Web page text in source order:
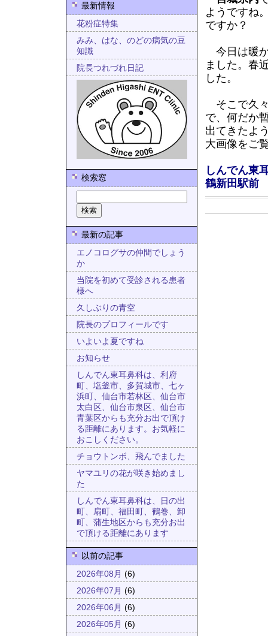
最新情報
花粉症特集
みみ、はな、のどの病気の豆
知識
院長つれづれ日記
検索窓
最新の記事
エノコログサの仲間でしょう
か
当院を初めて受診される患者
様へ
久しぶりの青空
院長のプロフィールです
いよいよ夏ですね
お知らせ
しんでん東耳鼻科は、利府
町、塩釜市、多賀城市、七ヶ
浜町、仙台市若林区、仙台市
太白区、仙台市泉区、仙台市
青葉区からも充分お出で頂け
る距離にあります。お気軽に
おこしください。
チョウトンボ、飛んでました
ヤマユリの花が咲き始めまし
た
しんでん東耳鼻科は、日の出
町、扇町、福田町、鶴巻、卸
町、蒲生地区からも充分お出
で頂ける距離にあります
以前の記事
2026年08月 (6)
2026年07月 (6)
2026年06月 (6)
2026年05月 (6)
ようですね
ですか？
今日は暖
ました。春
した。
そこで久
で、何だか
出てきたよ
大画像をご
しんでん東
鶴新田駅前